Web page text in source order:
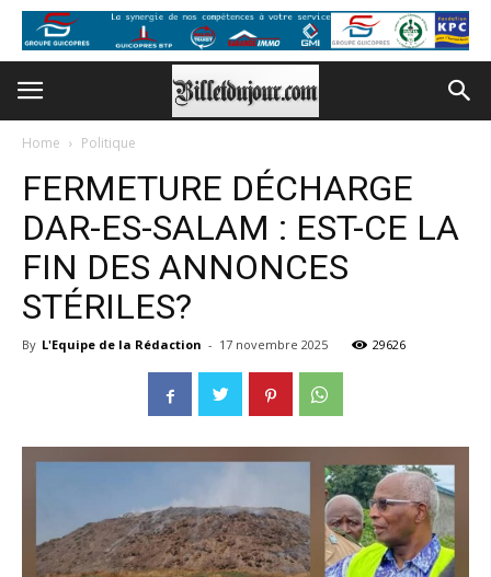
Home Politique
FERMETURE DÉCHARGE
DAR-ES-SALAM : EST-CE LA
FIN DES ANNONCES
STÉRILES?
By L'Equipe de la Rédaction - 17 novembre 2025 29626